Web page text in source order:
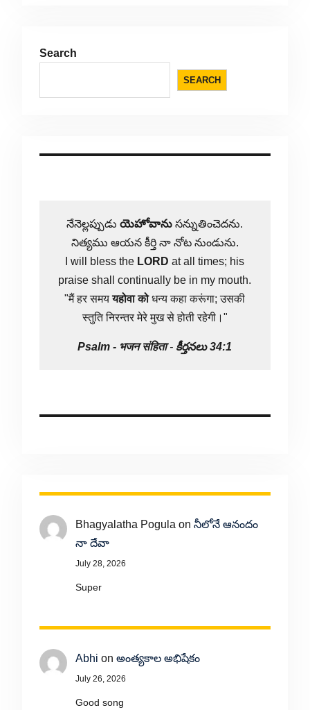
Search
SEARCH
నేనెల్లప్పుడుయెహోవాను సన్నుతించెదను.
నిత్యము ఆయన కీర్తి నా నోట నుండును.
I will bless the LORD at all times; his
praise shall continually be in my mouth.
"मैं हर समययहोवा कोधन्य कहा करूंगा; उसकी
स्तुति निरन्तर मेरे मुख से होती रहेगी।"
Psalm - भजन संहिता- కీర్తనలు 34:1
Bhagyalatha Pogula on నీలోనే ఆనందం
నా దేవా
July 28, 2026
Super
Abhi on అంత్యకాల అభిషేకం
July 26, 2026
Good song